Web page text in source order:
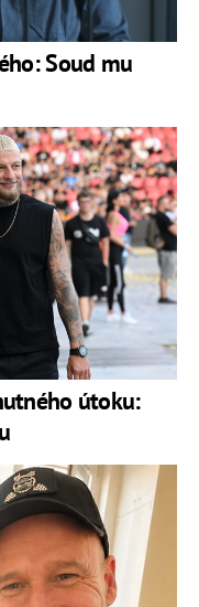
Soud mu
útoku: